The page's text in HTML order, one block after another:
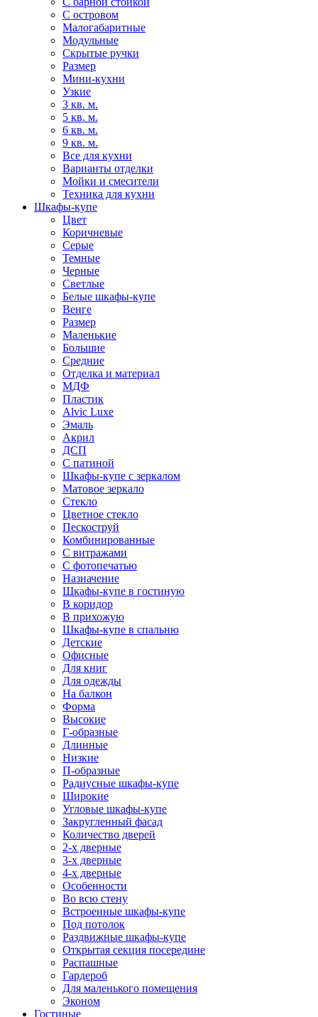
С островом
Малогабаритные
Модульные
Скрытые ручки
Размер
Мини-кухни
Узкие
3 кв. м.
5 кв. м.
6 кв. м.
9 кв. м.
Все для кухни
Варианты отделки
Мойки и смесители
Техника для кухни
Шкафы-купе
Цвет
Коричневые
Серые
Темные
Черные
Светлые
Белые шкафы-купе
Венге
Размер
Маленькие
Большие
Средние
Отделка и материал
МДФ
Пластик
Alvic Luxe
Эмаль
Акрил
ДСП
С патиной
Шкафы-купе с зеркалом
Матовое зеркало
Стекло
Цветное стекло
Пескоструй
Комбинированные
С витражами
С фотопечатью
Назначение
Шкафы-купе в гостиную
В коридор
В прихожую
Шкафы-купе в спальню
Детские
Офисные
Для книг
Для одежды
На балкон
Форма
Высокие
Г-образные
Длинные
Низкие
П-образные
Радиусные шкафы-купе
Широкие
Угловые шкафы-купе
Закругленный фасад
Количество дверей
2-х дверные
3-х дверные
4-х дверные
Особенности
Во всю стену
Встроенные шкафы-купе
Под потолок
Раздвижные шкафы-купе
Открытая секция посередине
Распашные
Гардероб
Для маленького помещения
Эконом
Гостиные